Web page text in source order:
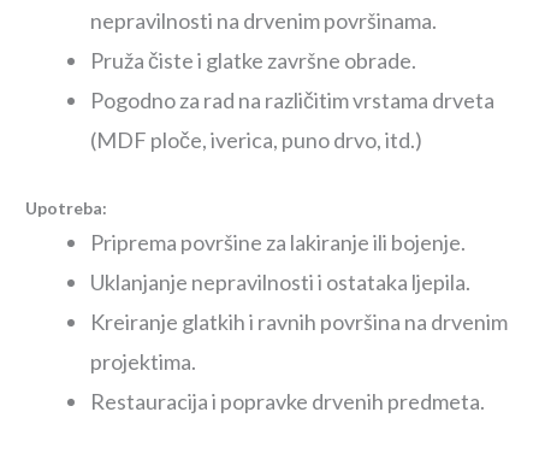
nepravilnosti na drvenim površinama.
Pruža čiste i glatke završne obrade.
Pogodno za rad na različitim vrstama drveta
(MDF ploče, iverica, puno drvo, itd.)
Upotreba:
Priprema površine za lakiranje ili bojenje.
Uklanjanje nepravilnosti i ostataka ljepila.
Kreiranje glatkih i ravnih površina na drvenim
projektima.
Restauracija i popravke drvenih predmeta.